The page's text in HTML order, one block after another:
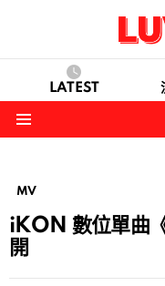
LATEST
MV
iKON 數位單曲
開